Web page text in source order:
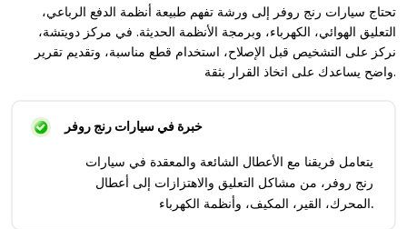
تحتاج سيارات رنج روفر إلى ورشة تفهم طبيعة أنظمة الدفع الرباعي،
التعليق الهوائي، الكهرباء، وبرمجة الأنظمة الحديثة. في مركز دويتشة،
نركز على التشخيص قبل الإصلاح، استخدام قطع مناسبة، وتقديم تقرير
واضح يساعدك على اتخاذ القرار بثقة.
خبرة في سيارات رنج روفر
يتعامل فريقنا مع الأعطال الشائعة والمعقدة في سيارات
رنج روفر، من مشاكل التعليق والاهتزازات إلى أعطال
المحرك، القير، المكيف، وأنظمة الكهرباء.